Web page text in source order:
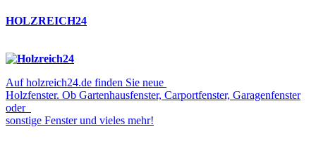
HOLZREICH24
Auf holzreich24.de finden Sie neue
Holzfenster. Ob Gartenhausfenster, Carportfenster, Garagenfenster
oder
sonstige Fenster und vieles mehr!